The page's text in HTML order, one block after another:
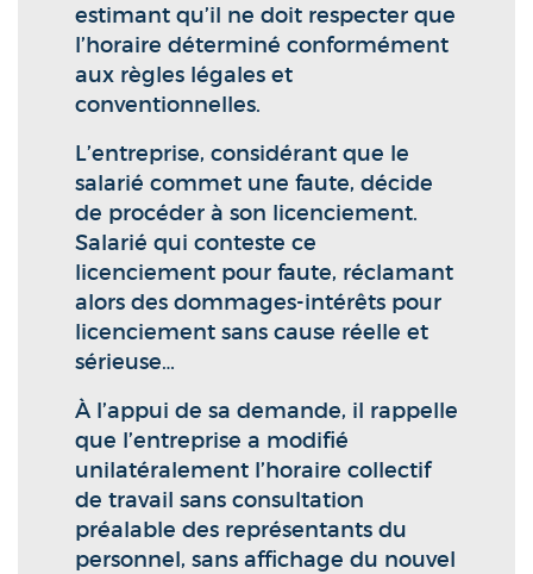
estimant qu’il ne doit respecter que
l’horaire déterminé conformément
aux règles légales et
conventionnelles.
L’entreprise, considérant que le
salarié commet une faute, décide
de procéder à son licenciement.
Salarié qui conteste ce
licenciement pour faute, réclamant
alors des dommages-intérêts pour
licenciement sans cause réelle et
sérieuse…
À l’appui de sa demande, il rappelle
que l’entreprise a modifié
unilatéralement l’horaire collectif
de travail sans consultation
préalable des représentants du
personnel, sans affichage du nouvel